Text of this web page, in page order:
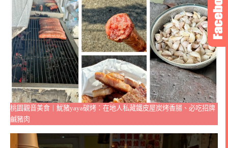
桃園觀音美食｜魷豬yaya碳烤：在地人私藏鐵皮屋炭烤香腸、必吃招牌
鹹豬肉